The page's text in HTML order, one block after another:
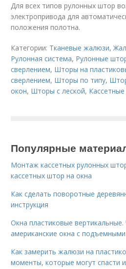
Для всех типов рулонных штор
электропривода для
положения полотна.
Категории: Тканевые жалюзи,
Рулонная система, Рулонные
сверлением, Шторы на
сверлением, Шторы по типу,
окон, Шторы с леской,
Популярные
Монтаж кассетных рулонных
кассетных штор на окна
Как сделать поворотные
инструкция
Окна пластиковые вертикальные.
американские окна с
Как замерить жалюзи на
моменты, которые могут спасти